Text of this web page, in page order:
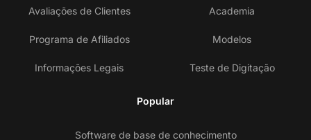
Avaliações de Clientes
Programa de Afiliados
Informações Legais
Academia
Modelos
Teste de Digitação
Popular
Software de base de conhecimento